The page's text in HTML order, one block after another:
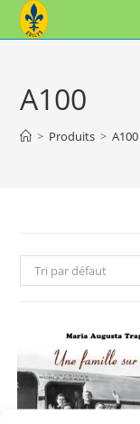
Skip
A100
> Produits > A100
Tri par défaut